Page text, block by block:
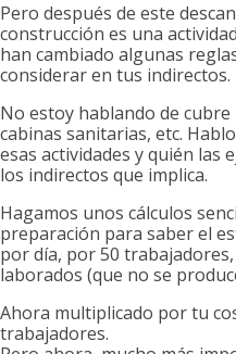
Pero después de este
construcción es una
han cambiado algunas
considerar en tus indirectos.
No estoy hablando de
cabinas sanitarias, etc.
esas actividades y quién las
los indirectos que implica.
Hagamos unos cálculos
preparación para saber el
por día, por 50
laborados (que no se
Ahora multiplicado por tu
trabajadores.